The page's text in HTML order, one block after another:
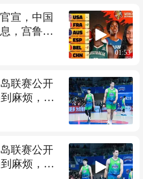
宣，中国
，宫鲁鸣
01:53
联赛公开
麻烦，日
联赛公开
麻烦，日